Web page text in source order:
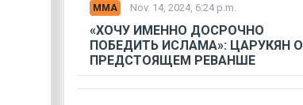
MMA Nov. 14, 2024, 6:24 p.m.
«ХОЧУ ИМЕННО ДОСРОЧНО
ПОБЕДИТЬ ИСЛАМА»: ЦАРУКЯН О
ПРЕДСТОЯЩЕМ РЕВАНШЕ